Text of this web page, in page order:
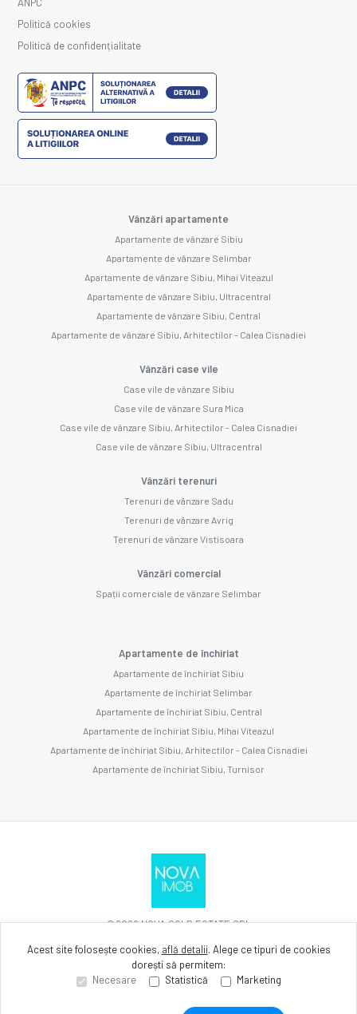
Politică cookies
Politică de confidențialitate
Vânzări apartamente
Apartamente de vânzare Sibiu
Apartamente de vânzare Selimbar
Apartamente de vânzare Sibiu, Mihai Viteazul
Apartamente de vânzare Sibiu, Ultracentral
Apartamente de vânzare Sibiu, Central
Apartamente de vânzare Sibiu, Arhitectilor - Calea Cisnadiei
Vânzări case vile
Case vile de vânzare Sibiu
Case vile de vânzare Sura Mica
Case vile de vânzare Sibiu, Arhitectilor - Calea Cisnadiei
Case vile de vânzare Sibiu, Ultracentral
Vânzări terenuri
Terenuri de vânzare Sadu
Terenuri de vânzare Avrig
Terenuri de vânzare Vistisoara
Vânzări comercial
Spații comerciale de vânzare Selimbar
Apartamente de închiriat
Apartamente de închiriat Sibiu
Apartamente de închiriat Selimbar
Apartamente de închiriat Sibiu, Central
Apartamente de închiriat Sibiu, Mihai Viteazul
Apartamente de închiriat Sibiu, Arhitectilor - Calea Cisnadiei
Apartamente de închiriat Sibiu, Turnisor
©2026NOVA GOLD ESTATE SRL
Site creat în
Acest site folosește cookies, află detalii. Alege ce tipuri de cookies
dorești să permitem:
Necesare
Statistică Marketing